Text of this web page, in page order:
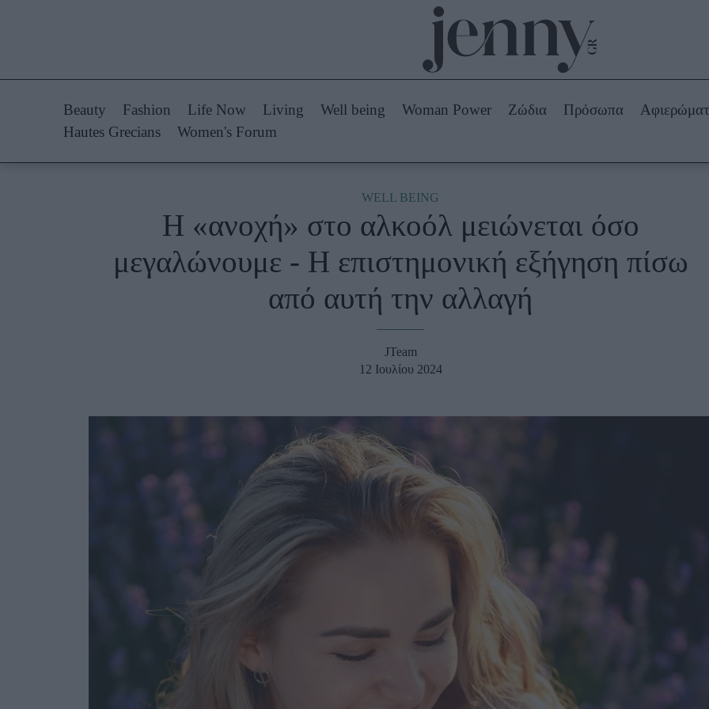
Styling Tips
Fashion News
Beauty -
Ομορφιά
Skincare
Μακιγιάζ
Πρόσωπα
Συνεντεύξεις
Ζώδια
ΒΟΞ
Γάμος
Beauty Fashion Life Now Living Well being Woman Power Ζώδια Πρόσωπα
Hautes Grecians
Women's Forum
WELL BEING
Η «ανοχή» στο αλκοόλ μειώνεται όσο
μεγαλώνουμε - Η επιστημονική εξήγηση πίσω
από αυτή την αλλαγή
JTeam
12 Ιουλίου 2024